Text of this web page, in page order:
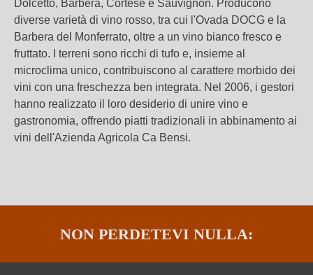
Dolcetto, Barbera, Cortese e Sauvignon. Producono
diverse varietà di vino rosso, tra cui l'Ovada DOCG e la
Barbera del Monferrato, oltre a un vino bianco fresco e
fruttato. I terreni sono ricchi di tufo e, insieme al
microclima unico, contribuiscono al carattere morbido dei
vini con una freschezza ben integrata. Nel 2006, i gestori
hanno realizzato il loro desiderio di unire vino e
gastronomia, offrendo piatti tradizionali in abbinamento ai
vini dell'Azienda Agricola Ca Bensi.
NON PERDETEVI NULLA: